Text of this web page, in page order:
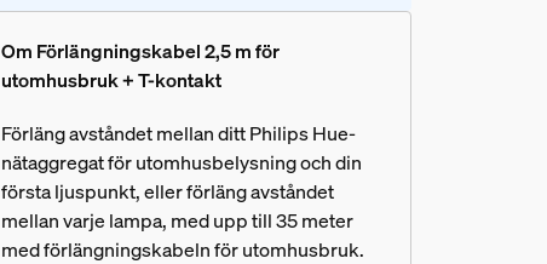
Om Förlängningskabel 2,5 m för
utomhusbruk + T-kontakt
Förläng avståndet mellan ditt Philips Hue-
nätaggregat för utomhusbelysning och din
första ljuspunkt, eller förläng avståndet
mellan varje lampa, med upp till 35 meter
med förlängningskabeln för utomhusbruk.